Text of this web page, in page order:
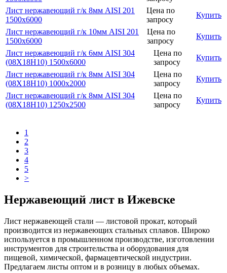
Лист нержавеющий г/к 8мм AISI 201
1500х6000
Цена по
запросу
Купить
Лист нержавеющий г/к 10мм AISI 201
1500х6000
Цена по
запросу
Купить
Лист нержавеющий г/к 6мм AISI 304
(08Х18Н10) 1500х6000
Цена по
запросу
Купить
Лист нержавеющий г/к 8мм AISI 304
(08Х18Н10) 1000х2000
Цена по
запросу
Купить
Лист нержавеющий г/к 8мм AISI 304
(08Х18Н10) 1250х2500
Цена по
запросу
Купить
1
2
3
4
5
>
Нержавеющий лист в Ижевске
Лист нержавеющей стали — листовой прокат, который
производится из нержавеющих стальных сплавов. Широко
используется в промышленном производстве, изготовлении
инструментов для строительства и оборудования для
пищевой, химической, фармацевтической индустрии.
Предлагаем листы оптом и в розницу в любых объемах.